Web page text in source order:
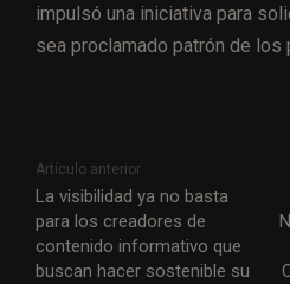
impulsó una iniciativa para
sea proclamado patrón de
Artículo anterior
La visibilidad ya no basta
para los creadores de
contenido informativo que
buscan hacer sostenible su